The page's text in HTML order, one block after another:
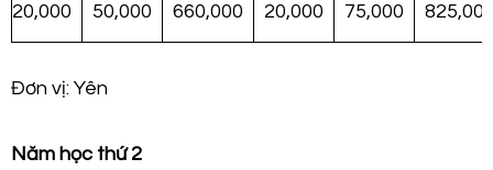
20,000 50,000 660,000 20,000 75,000
Đơn vị: Yên
Năm học thứ 2